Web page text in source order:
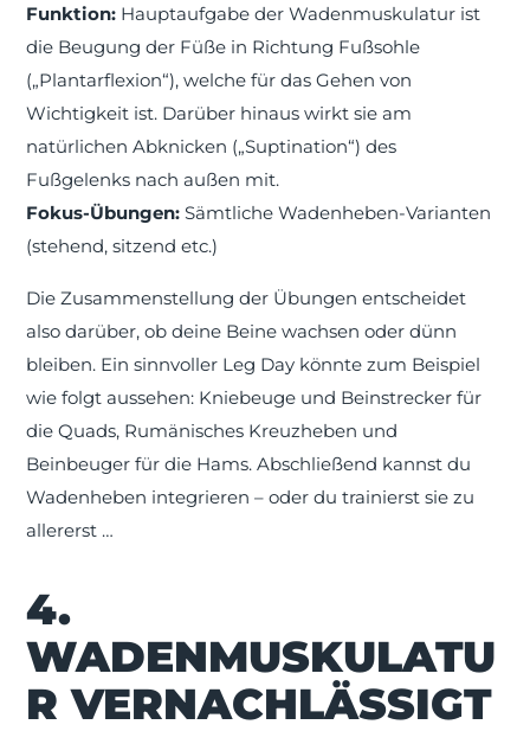
Funktion: Hauptaufgabe der Wadenmuskulatur ist
die Beugung der Füße in Richtung Fußsohle
(„Plantarflexion“), welche für das Gehen von
Wichtigkeit ist. Darüber hinaus wirkt sie am
natürlichen Abknicken („Suptination“) des
Fußgelenks nach außen mit.
Fokus-Übungen: Sämtliche Wadenheben-Varianten
(stehend, sitzend etc.)
Die Zusammenstellung der Übungen entscheidet
also darüber, ob deine Beine wachsen oder dünn
bleiben. Ein sinnvoller Leg Day könnte zum Beispiel
wie folgt aussehen: Kniebeuge und Beinstrecker für
die Quads, Rumänisches Kreuzheben und
Beinbeuger für die Hams. Abschließend kannst du
Wadenheben integrieren – oder du trainierst sie zu
allererst …
4.
WADENMUSKULATU
R VERNACHLÄSSIGT